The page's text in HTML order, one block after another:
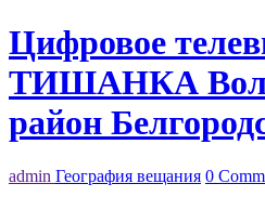
Цифровое
ТИШАНКА
район
admin География вещания 0